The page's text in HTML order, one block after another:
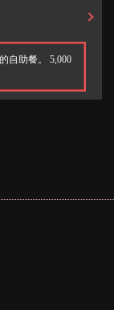
自助餐。 5,000